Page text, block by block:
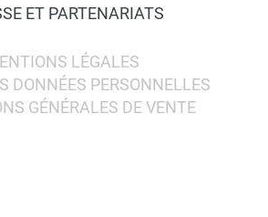
ET PARTENARIATS
LÉGALES
DONNÉES PERSONNELLES
GÉNÉRALES DE VENTE